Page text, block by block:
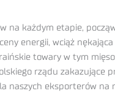
na każdym etapie,
energii, wciąż
towary w tym
rządu
naszych eksporterów na